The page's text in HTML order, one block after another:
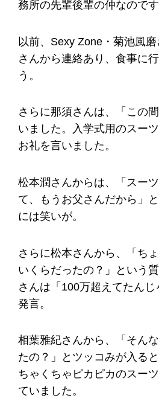
務所の先輩後輩の仲なのです
以前、Sexy Zone・菊池風
さんから連絡あり、食事に
う。
さらに那須さんは、「この
いました。入学式用のスー
お礼を言いました。
松本潤さんからは、「スー
て、もうお父さんだから」
には笑いが。
さらに松本さんから、「ち
いくらだったの？」という
さんは「100万超えてたんじ
発言。
相葉雅紀さんから、「そん
たの？」とツッコみが入る
ちゃくちゃピカピカのスー
ていました。